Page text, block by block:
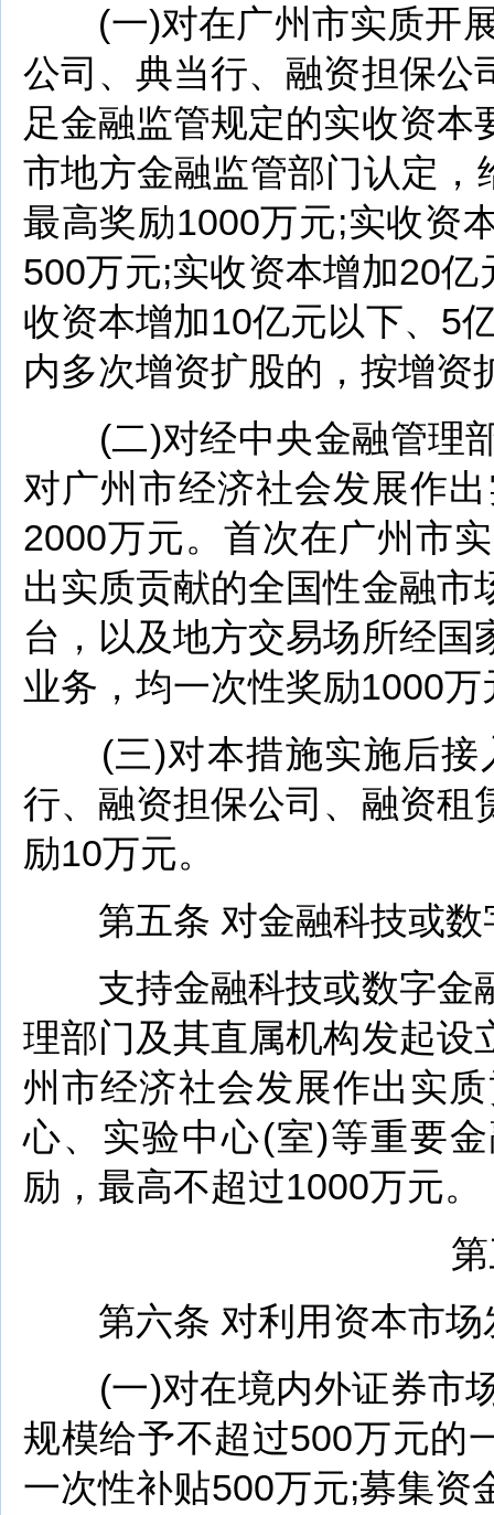
(一)对在广州市实质开展
公司、典当行、融资担保公
足金融监管规定的实收资
市地方金融监管部门认定
最高奖励1000万元;实收资
500万元;实收资本增加20
收资本增加10亿元以下、5
内多次增资扩股的，按增资
(二)对经中央金融管理部
对广州市经济社会发展作
2000万元。首次在广州市
出实质贡献的全国性金融市
台，以及地方交易场所经
业务，均一次性奖励1000万
(三)对本措施实施后接
行、融资担保公司、融资租
励10万元。
第五条 对金融科技或数
支持金融科技或数字金融
理部门及其直属机构发起设
州市经济社会发展作出实
心、实验中心(室)等重要
励，最高不超过1000万元。
第三
第六条 对利用资本市场
(一)对在境内外证券市场
规模给予不超过500万元的
一次性补贴500万元;募集资